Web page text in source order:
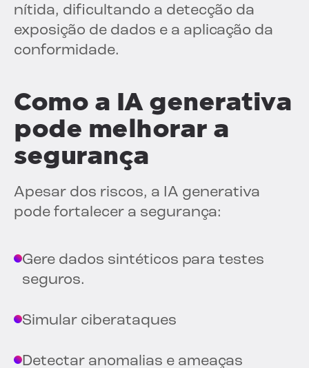
nítida, dificultando a detecção da
exposição de dados e a aplicação da
conformidade.
Como a IA generativa
pode melhorar a
segurança
Apesar dos riscos, a IA generativa
pode fortalecer a segurança:
Gere dados sintéticos para testes
seguros.
Simular ciberataques
Detectar anomalias e ameaças